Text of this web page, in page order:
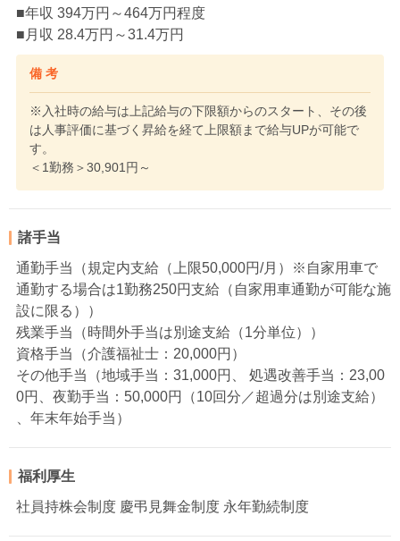
■年収 394万円～464万円程度
■月収 28.4万円～31.4万円
備 考
※入社時の給与は上記給与の下限額からのスタート、その後
は人事評価に基づく昇給を経て上限額まで給与UPが可能で
す。
＜1勤務＞30,901円～
諸手当
通勤手当（規定内支給（上限50,000円/月）※自家用車で
通勤する場合は1勤務250円支給（自家用車通勤が可能な施
設に限る））
残業手当（時間外手当は別途支給（1分単位））
資格手当（介護福祉士：20,000円）
その他手当（地域手当：31,000円、 処遇改善手当：23,00
0円、夜勤手当：50,000円（10回分／超過分は別途支給）
、年末年始手当）
福利厚生
社員持株会制度 慶弔見舞金制度 永年勤続制度